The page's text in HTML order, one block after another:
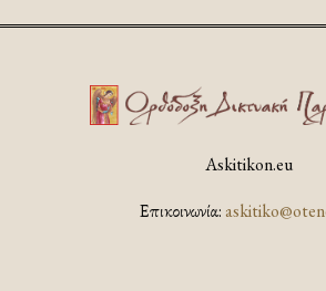
Askitikon.eu
Επικοινωνία: